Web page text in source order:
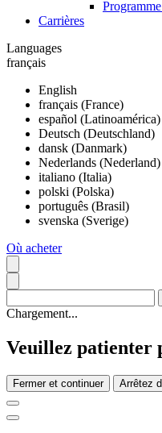
Carrières
Languages
français
English
français (France)
español (Latinoamérica)
Deutsch (Deutschland)
dansk (Danmark)
Nederlands (Nederland)
italiano (Italia)
polski (Polska)
português (Brasil)
svenska (Sverige)
Où acheter
Chargement...
Veuillez patienter
Fermer et continuer Arrêtez